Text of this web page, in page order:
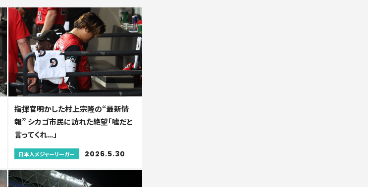
指揮官明かした村上宗隆の“最新情
報” シカゴ市民に訪れた絶望「嘘だと
言ってくれ...」
日本人メジャーリーガー 2026.5.30